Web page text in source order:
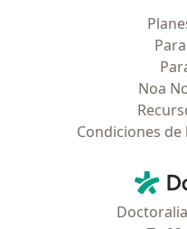
Noa
Condiciones